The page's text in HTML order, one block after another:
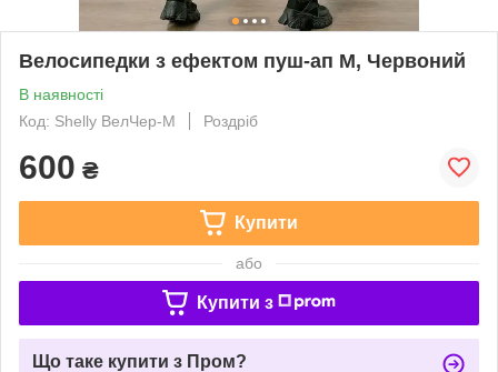
Велосипедки з ефектом пуш-ап М, Червоний
В наявності
Код: Shelly ВелЧер-M
Роздріб
600 ₴
Купити
або
Купити з
Що таке купити з Пром?